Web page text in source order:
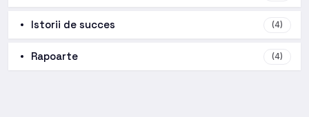
Istorii de succes (4)
Rapoarte (4)